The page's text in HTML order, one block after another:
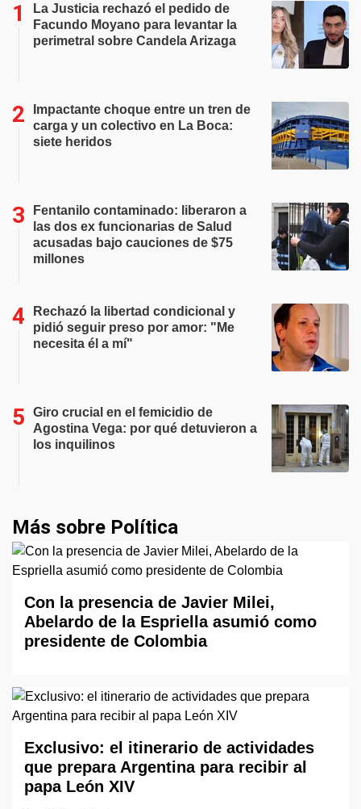
La Justicia rechazó el pedido de
Facundo Moyano para levantar la
perimetral sobre Candela Arizaga
Impactante choque entre un tren de
carga y un colectivo en La Boca:
siete heridos
Fentanilo contaminado: liberaron a
las dos ex funcionarias de Salud
acusadas bajo cauciones de $75
millones
Rechazó la libertad condicional y
pidió seguir preso por amor: "Me
necesita él a mí"
Giro crucial en el femicidio de
Agostina Vega: por qué detuvieron a
los inquilinos
Más sobre Política
Con la presencia de Javier Milei,
Abelardo de la Espriella asumió como
presidente de Colombia
Exclusivo: el itinerario de actividades
que prepara Argentina para recibir al
papa León XIV